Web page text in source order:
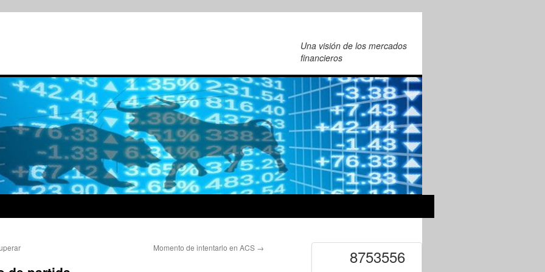
Una visión de los mercados
financieros
Momento de intentarlo en ACS → 8753556